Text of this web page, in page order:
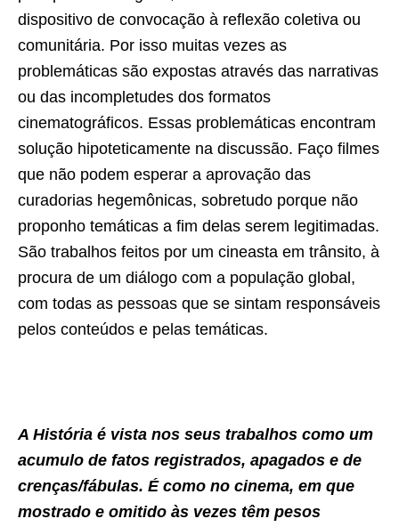
dispositivo de convocação à reflexão coletiva ou
comunitária. Por isso muitas vezes as
problemáticas são expostas através das narrativas
ou das incompletudes dos formatos
cinematográficos. Essas problemáticas encontram
solução hipoteticamente na discussão. Faço filmes
que não podem esperar a aprovação das
curadorias hegemônicas, sobretudo porque não
proponho temáticas a fim delas serem legitimadas.
São trabalhos feitos por um cineasta em trânsito, à
procura de um diálogo com a população global,
com todas as pessoas que se sintam responsáveis
pelos conteúdos e pelas temáticas.
A História é vista nos seus trabalhos como um
acumulo de fatos registrados, apagados e de
crenças/fábulas. É como no cinema, em que
mostrado e omitido às vezes têm pesos